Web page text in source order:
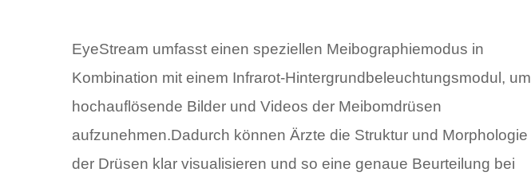
EyeStream umfasst einen speziellen Meibographiemodus in
Kombination mit einem Infrarot-Hintergrundbeleuchtungsmodul, um
hochauflösende Bilder und Videos der Meibomdrüsen
aufzunehmen.Dadurch können Ärzte die Struktur und Morphologie
der Drüsen klar visualisieren und so eine genaue Beurteilung bei